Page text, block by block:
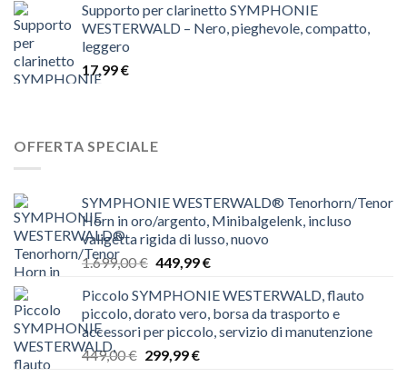
Supporto per clarinetto SYMPHONIE
WESTERWALD – Nero, pieghevole, compatto,
leggero
17,99€
OFFERTA SPECIALE
SYMPHONIE WESTERWALD® Tenorhorn/Tenor
Horn in oro/argento, Minibalgelenk, incluso
valigetta rigida di lusso, nuovo
1.699,00€ Il
originale
era:
1.699,00 €.
449,99€Il
attuale
è:
449,99 €.
Piccolo SYMPHONIE WESTERWALD, flauto
piccolo, dorato vero, borsa da trasporto e
accessori per piccolo, servizio di manutenzione
449,00€ Il
299,99€Il